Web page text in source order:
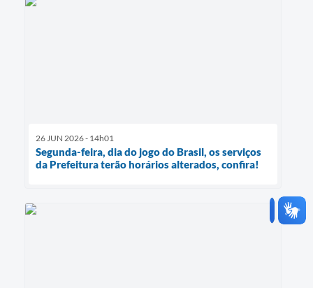
26 JUN 2026 - 14h01
Segunda-feira, dia do jogo do Brasil, os serviços
da Prefeitura terão horários alterados, confira!